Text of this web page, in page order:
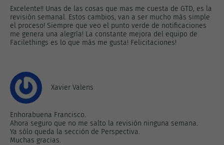
Excelente!! Unas de las cosas que mas me cuesta de GTD, es la
revisión semanal. Estos cambios, van a ser mucho más simple
el proceso! Siempre que veo el punto verde de notificaciones
me genera una alegría! La constante mejora del equipo de
Facilethings es lo que más me gusta! Felicitaciones!
Xavier Valens
Enhorabuena Francisco.
Ahora seguro que no me salto la revisión ninguna semana.
Ya sólo queda la sección de Perspectiva.
Muchas gracias.